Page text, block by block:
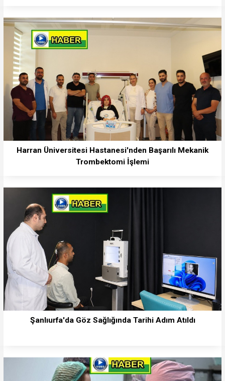
Harran Üniversitesi Hastanesi'nden Başarılı Mekanik
Trombektomi İşlemi
Şanlıurfa'da Göz Sağlığında Tarihi Adım Atıldı